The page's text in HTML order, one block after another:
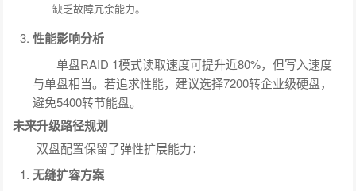
缺乏故障冗余能力。
性能影响分析
单盘RAID 1模式读取速度可提升近80%，但写入速度
与单盘相当。若追求性能，建议选择7200转企业级硬盘，
避免5400转节能盘。
未来升级路径规划
双盘配置保留了弹性扩展能力：
无缝扩容方案